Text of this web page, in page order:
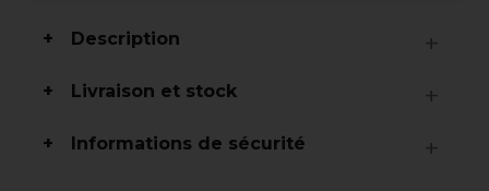
Description
Livraison et stock
Informations de sécurité